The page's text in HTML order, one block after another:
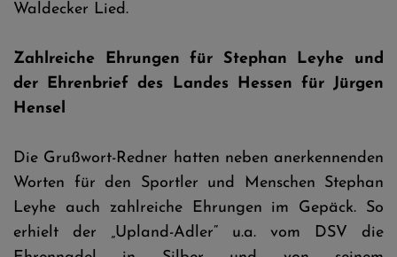
Waldecker Lied.
Zahlreiche Ehrungen für Stephan Leyhe und
der Ehrenbrief des Landes Hessen für Jürgen
Hensel
Die Grußwort-Redner hatten neben anerkennenden
Worten für den Sportler und Menschen Stephan
Leyhe auch zahlreiche Ehrungen im Gepäck. So
erhielt der „Upland-Adler“ u.a. vom DSV die